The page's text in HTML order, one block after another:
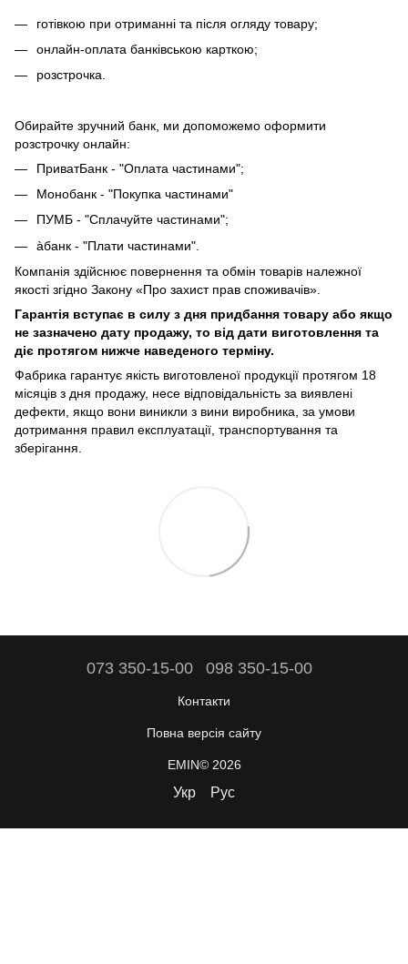
готівкою при отриманні та після огляду товару;
онлайн-оплата банківською карткою;
розстрочка.
Обирайте зручний банк, ми допоможемо оформити
розстрочку онлайн:
ПриватБанк - "Оплата частинами";
Монобанк - "Покупка частинами"
ПУМБ - "Сплачуйте частинами";
àбанк - "Плати частинами".
Компанія здійснює повернення та обмін товарів належної
якості згідно Закону «Про захист прав споживачів».
Гарантія вступає в силу з дня придбання товару або якщо
не зазначено дату продажу, то від дати виготовлення та
діє протягом нижче наведеного терміну.
Фабрика гарантує якість виготовленої продукції протягом 18
місяців з дня продажу, несе відповідальність за виявлені
дефекти, якщо вони виникли з вини виробника, за умови
дотримання правил експлуатації, транспортування та
зберігання.
073 350-15-00 098 350-15-00
Контакти
Повна версія сайту
EMIN© 2026
Укр Рус